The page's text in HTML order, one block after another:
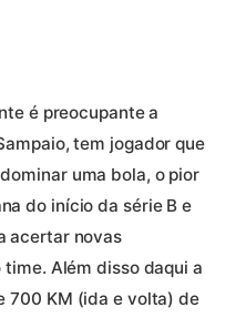
é preocupante a
tem jogador que
uma bola, o pior
do início da série B e
acertar novas
Além disso daqui a
700 KM (ida e volta) de